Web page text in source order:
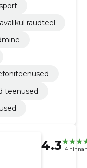
raudteel
teenused
4.3 4